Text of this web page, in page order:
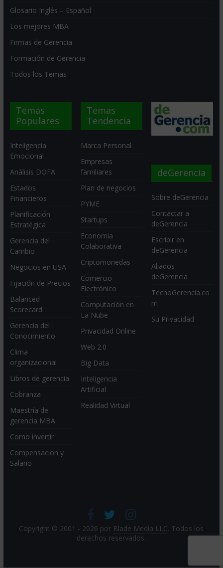
Glosario Inglés – Español
Los mejores MBA
Firmas de Gerencia
Formación de Gerencia
Todos los Temas
Temas
Populares
Inteligencia
Emocional
Análisis DOFA
Estados
Financieros
Planificación
Estratégica
Gerencia del
Cambio
Negocios en USA
Fijación de Precios
Balanced
Scorecard
Gerencia del
Conocimiento
Clima
organizacional
Libros de gerencia
Cobranza
Maestría de
gerencia MBA
Como invertir
Compensacion y
Salario
Temas
Tendencia
Marca Personal
Empresas
familiares
Plan de negocios
PYME
Startups
Economia
Colaborativa
Criptomonedas
Comercio
Electrónico
Computación en
La Nube
Privacidad Online
Web 2.0
Big Data
Inteligencia
Artificial
Realidad Virtual
deGerencia
Sobre deGerencia
Contactar a
deGerencia
Escribir en
deGerencia
Aliados
deGerencia
TecnoGerencia.co
m
Su Privacidad
Copyright © 2001 - 2026 por Blade Media LLC. Todos los
derechos reservados.